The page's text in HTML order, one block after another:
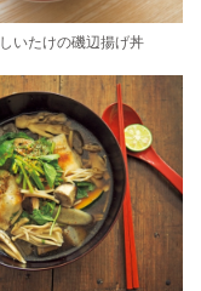
いたけの磯辺揚げ丼